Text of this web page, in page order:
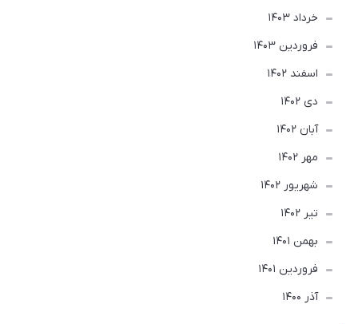
خرداد 1403
فروردین 1403
اسفند 1402
دی 1402
آبان 1402
مهر 1402
شهریور 1402
تير 1402
بهمن 1401
فروردین 1401
آذر 1400